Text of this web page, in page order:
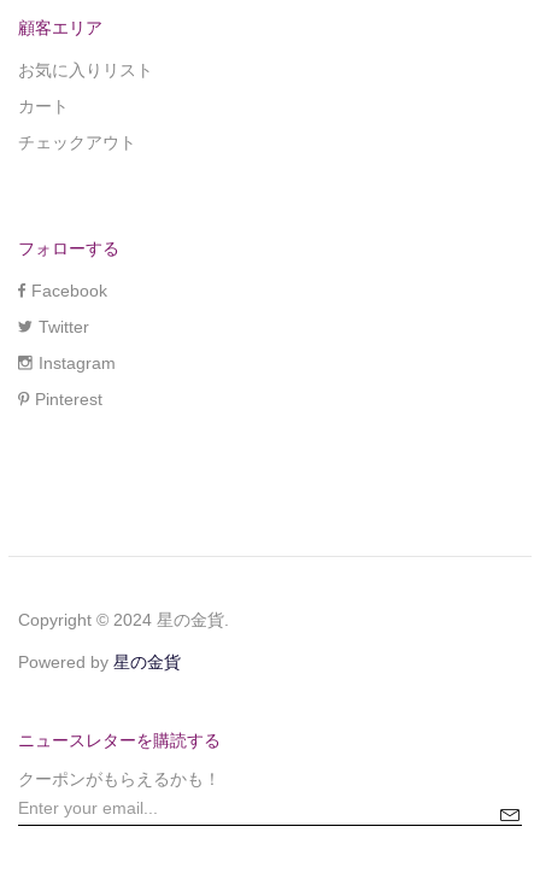
顧客エリア
お気に入りリスト
カート
チェックアウト
フォローする
Facebook
Twitter
Instagram
Pinterest
Copyright © 2024 星の金貨.
Powered by 星の金貨
ニュースレターを購読する
クーポンがもらえるかも！